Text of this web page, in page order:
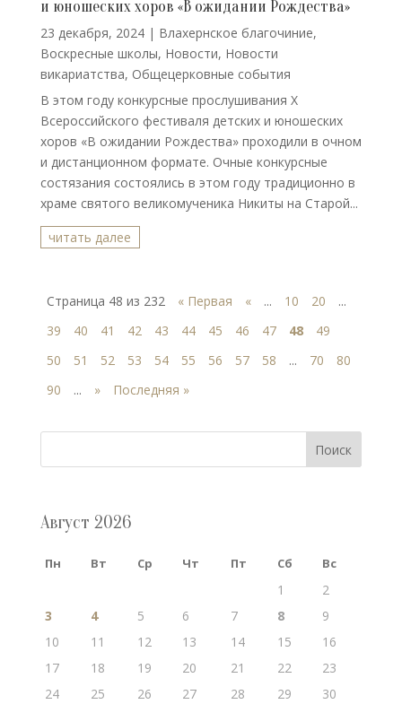
и юношеских хоров «В ожидании Рождества»
23 декабря, 2024| Влахернское благочиние,
Воскресные школы, Новости, Новости
викариатства, Общецерковные события
В этом году конкурсные прослушивания X
Всероссийского фестиваля детских и юношеских
хоров «В ожидании Рождества» проходили в очном
и дистанционном формате. Очные конкурсные
состязания состоялись в этом году традиционно в
храме святого великомученика Никиты на Старой...
читать далее
Страница 48 из 232 « Первая « ... 10 20
...
39
40 41 42 43 44 45 46 47 48
49
50
51 52 53 54 55 56 57 58 ... 70
80
90
... » Последняя »
Поиск
Август 2026
Пн Вт Ср Чт Пт Сб Вс
1
2
3
4 5 6 7 8
9
10
11 12 13 14 15
16
17
18 19 20 21 22
23
24
25 26 27 28 29
30